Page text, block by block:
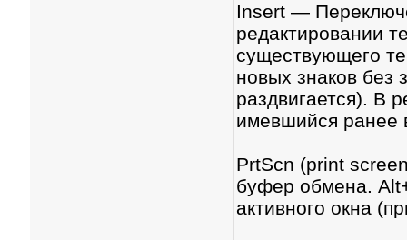
Insert —
редактировании
существующего
новых знаков без
раздвигается). В
имевшийся ранее
PrtScn (print
буфер обмена.
активного окна